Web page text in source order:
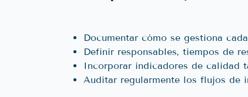
Documentar cómo se gestiona
Definir responsables, tiempos de
Incorporar indicadores de calidad
Auditar regularmente los flujos de